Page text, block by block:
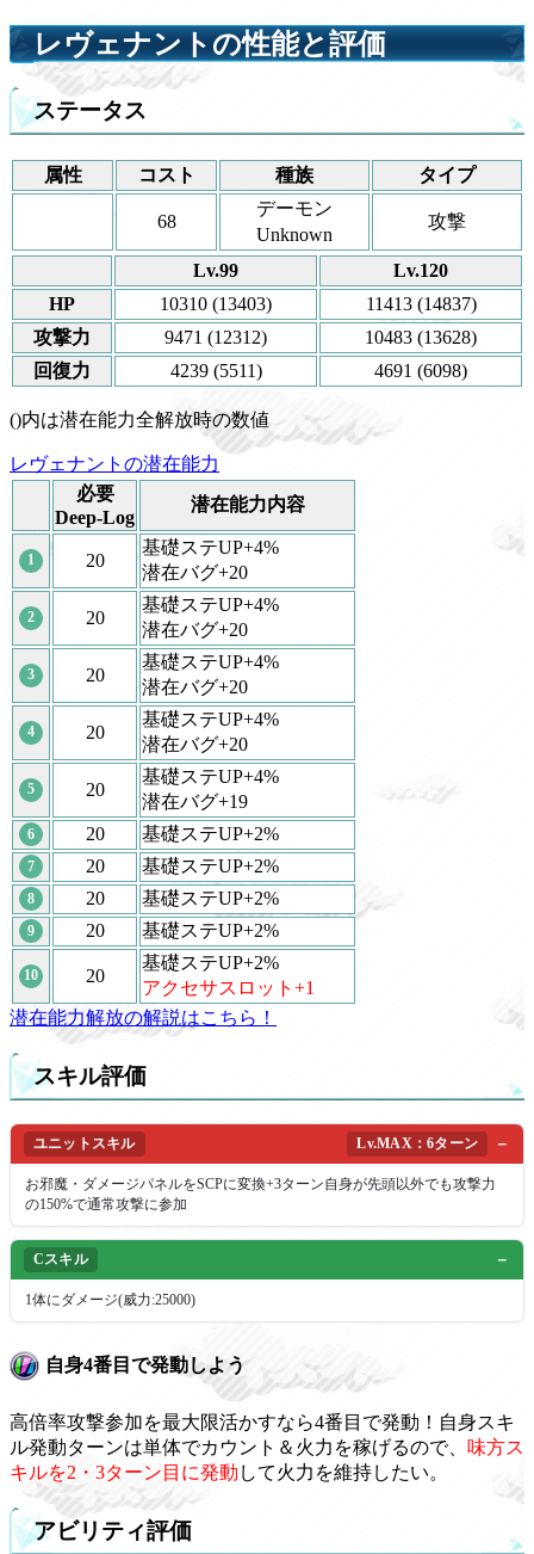
レヴェナントの性能と評価
ステータス
属性 コスト 種族 タイプ
68
デーモン
Unknown
攻撃
Lv.99
Lv.120
HP
10310 (13403)
11413 (14837)
攻撃力
9471 (12312)
10483 (13628)
回復力
4239 (5511) 4691 (6098)
()内は潜在能力全解放時の数値
レヴェナントの潜在能力
必要
Deep-Log
潜在能力内容
1 20
基礎ステUP+4%
潜在バグ+20
2 20
基礎ステUP+4%
潜在バグ+20
3 20
基礎ステUP+4%
潜在バグ+20
4 20
基礎ステUP+4%
潜在バグ+20
5 20
基礎ステUP+4%
潜在バグ+19
6 20 基礎ステUP+2%
7 20 基礎ステUP+2%
8 20 基礎ステUP+2%
9 20 基礎ステUP+2%
10 20
基礎ステUP+2%
アクセサスロット+1
潜在能力解放の解説はこちら！
スキル評価
ユニットスキル Lv.MAX：6ターン
お邪魔・ダメージパネルをSCPに変換+3ターン自身が先頭以外でも攻撃力
の150%で通常攻撃に参加
Cスキル
1体にダメージ(威力:25000)
自身4番目で発動しよう
高倍率攻撃参加を最大限活かすなら4番目で発動！自身スキ
ル発動ターンは単体でカウント＆火力を稼げるので、 味方ス
キルを2・3ターン目に発動 して火力を維持したい。
アビリティ評価